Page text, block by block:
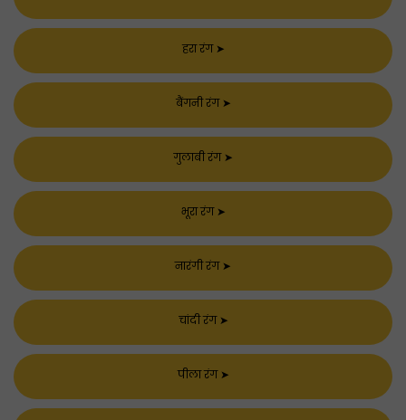
हरा रंग➤
बैंगनी रंग➤
गुलाबी रंग➤
भूरा रंग➤
नारंगी रंग➤
चांदी रंग➤
पीला रंग➤